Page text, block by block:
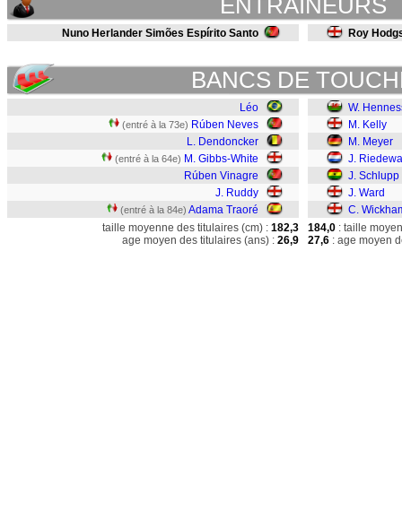
ENTRAINEURS
Nuno Herlander Simões Espírito Santo Roy
BANCS DE
Léo
(entré à la 73e) Rúben Neves
L. Dendoncker
(entré à la 64e) M. Gibbs-White
Rúben Vinagre
J. Ruddy
(entré à la 84e) Adama Traoré
W.
M. Kelly
M. Meyer
J.
J. Schlupp
J. Ward
C.
taille moyenne des titulaires (cm) : 182,3
age moyen des titulaires (ans) : 26,9
184,0 : taille
27,6 : age moyen